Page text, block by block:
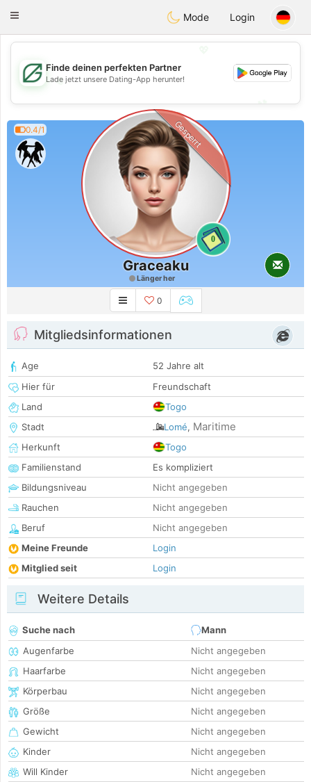
Dating
Toggle
Mode Login
💖
💕
💕
Finde deinen perfekten Partner
Lade jetzt unsere Dating-App herunter!
0.4/1
0
Gesperrt
Graceaku
Länger her
0
Mitgliedsinformationen
Age
52 Jahre alt
Hier für
Freundschaft
Land
Togo
Stadt
Lomé, Maritime
Herkunft
Togo
Familienstand
Es kompliziert
Bildungsniveau
Nicht angegeben
Rauchen
Nicht angegeben
Beruf
Nicht angegeben
Meine Freunde
Login
Mitglied seit
Login
Weitere Details
Suche nach
Mann
Augenfarbe
Nicht angegeben
Haarfarbe
Nicht angegeben
Körperbau
Nicht angegeben
Größe
Nicht angegeben
Gewicht
Nicht angegeben
Kinder
Nicht angegeben
Will Kinder
Nicht angegeben